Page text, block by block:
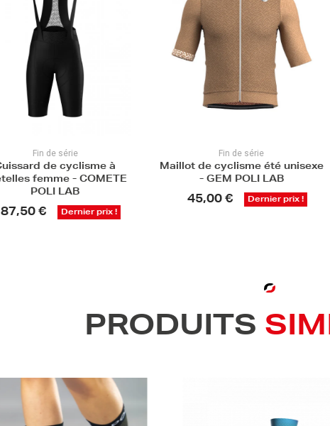
Fin de série
Maillot de cyclisme été unisexe
- GEM POLI LAB
Fin de série
Cuissard de cyclisme à
bretelles homme -
POLI LAB
PRODUITS